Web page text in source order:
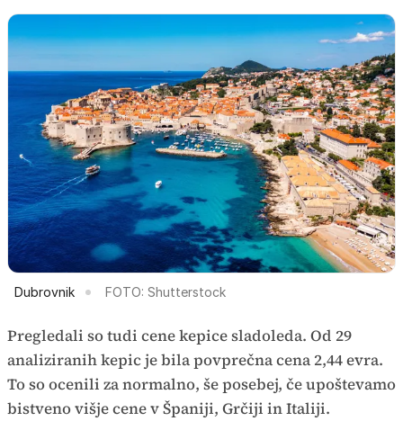
Dubrovnik FOTO: Shutterstock
Pregledali so tudi cene kepice sladoleda. Od 29
analiziranih kepic je bila povprečna cena 2,44 evra.
To so ocenili za normalno, še posebej, če upoštevamo
bistveno višje cene v Španiji, Grčiji in Italiji.